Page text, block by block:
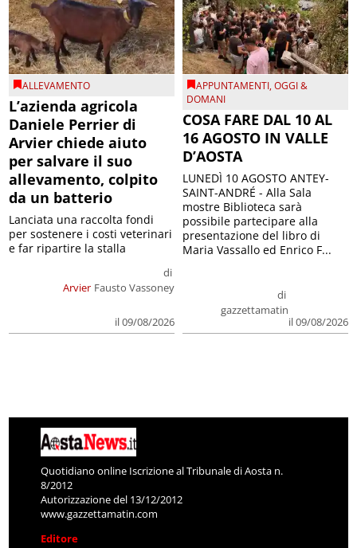
ALLEVAMENTO
L’azienda agricola
Daniele Perrier di
Arvier chiede aiuto
per salvare il suo
allevamento, colpito
da un batterio
Arvier
di
Fausto Vassoney
il 09/08/2026
Lanciata una raccolta fondi
per sostenere i costi veterinari
e far ripartire la stalla
APPUNTAMENTI,OGGI &
DOMANI
COSA FARE DAL 10 AL
16 AGOSTO IN VALLE
D’AOSTA
di
gazzettamatin
il 09/08/2026
LUNEDÌ 10 AGOSTO ANTEY-
SAINT-ANDRÉ - Alla Sala
mostre Biblioteca sarà
possibile partecipare alla
presentazione del libro di
Maria Vassallo ed Enrico F...
Quotidiano online Iscrizione al Tribunale di Aosta n.
8/2012
Autorizzazione del 13/12/2012
www.gazzettamatin.com
Editore